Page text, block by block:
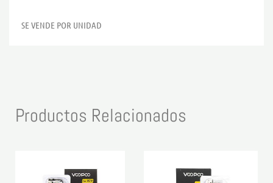
SE VENDE POR UNIDAD
Productos Relacionados